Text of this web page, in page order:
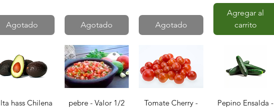
Agotado Agotado Agotado
Agregar al
carrito
Vista rápida
hass Chilena
Vista rápida
pebre - Valor 1/2
Vista rápida
Tomate Cherry -
Vista rápida
Pepino Ensalda -